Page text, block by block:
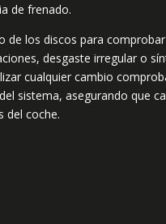
de frenado.
de los discos para
desgaste irregular o
cualquier cambio
sistema, asegurando que
del coche.